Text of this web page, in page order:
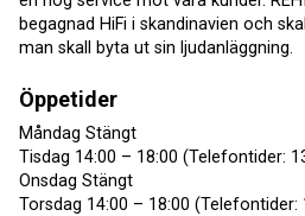
begagnad HiFi i skandinavien och
man skall byta ut sin ljudanläggning.
Öppetider
Måndag Stängt
Tisdag 14:00 – 18:00 (Telefontider:
Onsdag Stängt
Torsdag 14:00 – 18:00 (Telefontider: